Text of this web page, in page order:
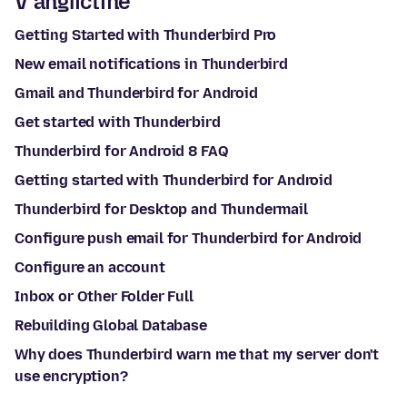
Getting Started with Thunderbird Pro
New email notifications in Thunderbird
Gmail and Thunderbird for Android
Get started with Thunderbird
Thunderbird for Android 8 FAQ
Getting started with Thunderbird for Android
Thunderbird for Desktop and Thundermail
Configure push email for Thunderbird for Android
Configure an account
Inbox or Other Folder Full
Rebuilding Global Database
Why does Thunderbird warn me that my server don't
use encryption?